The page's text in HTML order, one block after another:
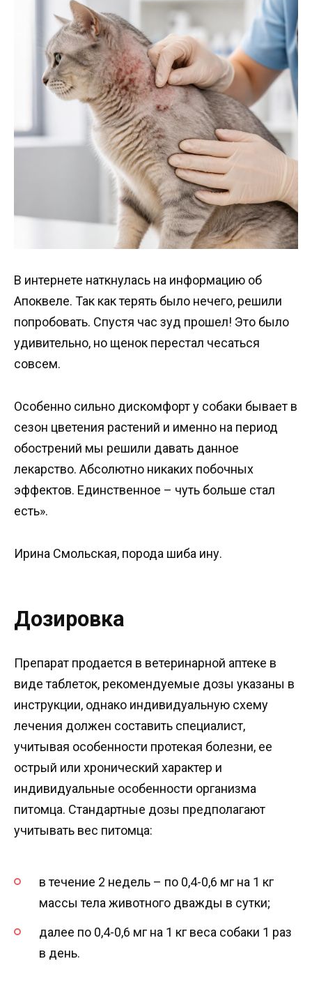
В интернете наткнулась на информацию об
Апоквеле. Так как терять было нечего, решили
попробовать. Спустя час зуд прошел! Это было
удивительно, но щенок перестал чесаться
совсем.
Особенно сильно дискомфорт у собаки бывает в
сезон цветения растений и именно на период
обострений мы решили давать данное
лекарство. Абсолютно никаких побочных
эффектов. Единственное – чуть больше стал
есть».
Ирина Смольская, порода шиба ину.
Дозировка
Препарат продается в ветеринарной аптеке в
виде таблеток, рекомендуемые дозы указаны в
инструкции, однако индивидуальную схему
лечения должен составить специалист,
учитывая особенности протекая болезни, ее
острый или хронический характер и
индивидуальные особенности организма
питомца. Стандартные дозы предполагают
учитывать вес питомца:
в течение 2 недель – по 0,4-0,6 мг на 1 кг
массы тела животного дважды в сутки;
далее по 0,4-0,6 мг на 1 кг веса собаки 1 раз
в день.